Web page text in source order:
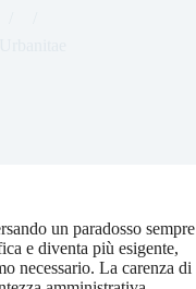
un paradosso sempre
e diventa più esigente,
necessario. La carenza di